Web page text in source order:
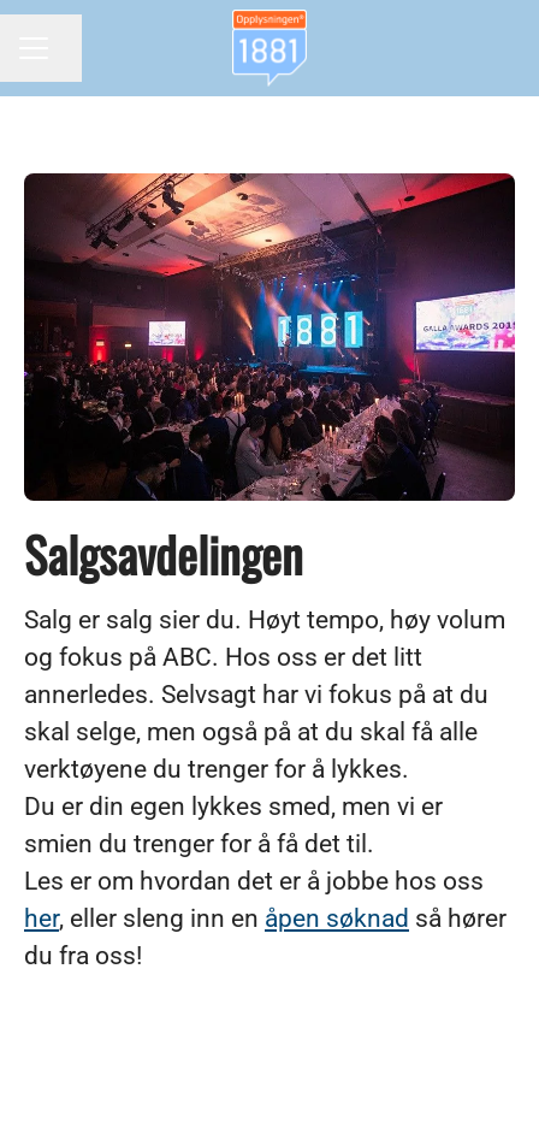
Salgsavdelingen
Salg er salg sier du. Høyt tempo, høy volum
og fokus på ABC. Hos oss er det litt
annerledes. Selvsagt har vi fokus på at du
skal selge, men også på at du skal få alle
verktøyene du trenger for å lykkes.
Du er din egen lykkes smed, men vi er
smien du trenger for å få det til.
Les er om hvordan det er å jobbe hos oss
her, eller sleng inn en åpen søknad så hører
du fra oss!